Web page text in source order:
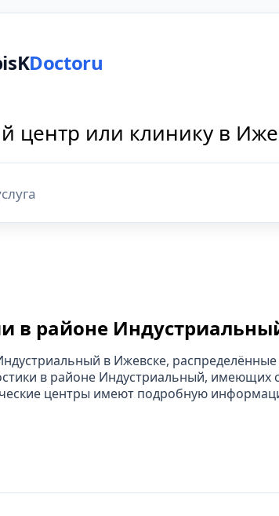
Doctoru
центр или клинику в
в районе
в Ижевске,
в районе Индустриальный, имеющих
центры имеют подробную